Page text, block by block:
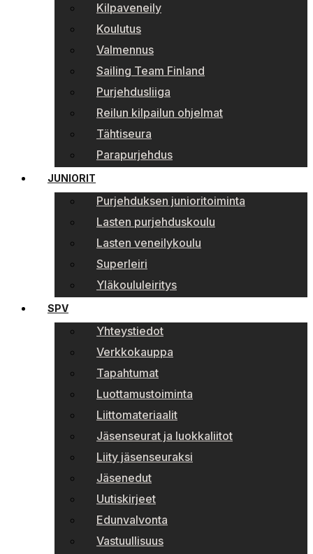
Kilpaveneily
Koulutus
Valmennus
Sailing Team Finland
Purjehdusliiga
Reilun kilpailun ohjelmat
Tähtiseura
Parapurjehdus
JUNIORIT
Purjehduksen junioritoiminta
Lasten purjehduskoulu
Lasten veneilykoulu
Superleiri
Yläkoululeiritys
SPV
Yhteystiedot
Verkkokauppa
Tapahtumat
Luottamustoiminta
Liittomateriaalit
Jäsenseurat ja luokkaliitot
Liity jäsenseuraksi
Jäsenedut
Uutiskirjeet
Edunvalvonta
Vastuullisuus